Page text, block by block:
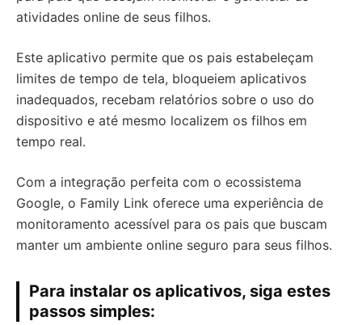
atividades online de seus filhos.
Este aplicativo permite que os pais estabeleçam
limites de tempo de tela, bloqueiem aplicativos
inadequados, recebam relatórios sobre o uso do
dispositivo e até mesmo localizem os filhos em
tempo real.
Com a integração perfeita com o ecossistema
Google, o Family Link oferece uma experiência de
monitoramento acessível para os pais que buscam
manter um ambiente online seguro para seus filhos.
Para instalar os aplicativos, siga estes
passos simples: